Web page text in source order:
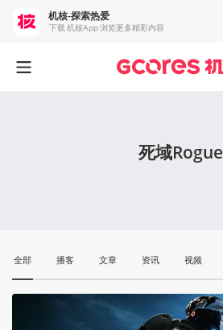
死域Rogue
全部 播客 文章 资讯 视频
机核-探索热爱
下载 机核App 浏览更多精彩内容